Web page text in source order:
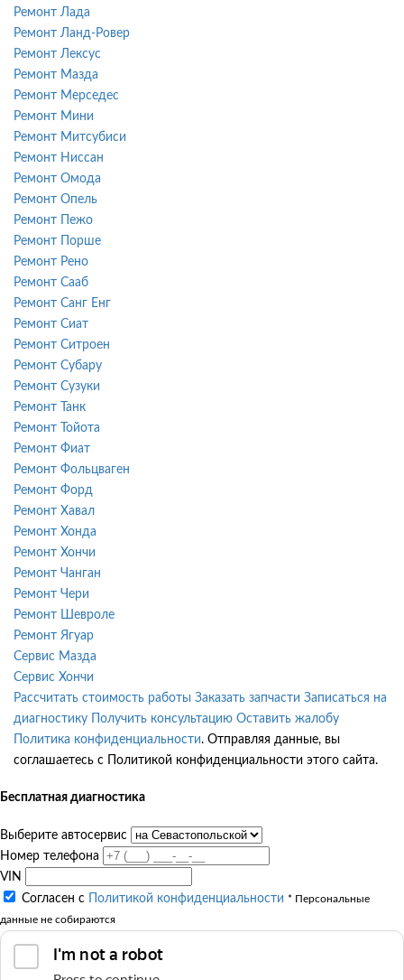
Ремонт Лада
Ремонт Ланд-Ровер
Ремонт Лексус
Ремонт Мазда
Ремонт Мерседес
Ремонт Мини
Ремонт Митсубиси
Ремонт Ниссан
Ремонт Омода
Ремонт Опель
Ремонт Пежо
Ремонт Порше
Ремонт Рено
Ремонт Сааб
Ремонт Санг Енг
Ремонт Сиат
Ремонт Ситроен
Ремонт Субару
Ремонт Сузуки
Ремонт Танк
Ремонт Тойота
Ремонт Фиат
Ремонт Фольцваген
Ремонт Форд
Ремонт Хавал
Ремонт Хонда
Ремонт Хончи
Ремонт Чанган
Ремонт Чери
Ремонт Шевроле
Ремонт Ягуар
Сервис Мазда
Сервис Хончи
Рассчитать стоимость работы Заказать запчасти Записаться на
диагностику
Получить консультацию Оставить жалобу
Политика конфиденциальности. Отправляя данные, вы
соглашаетесь с Политикой конфиденциальности этого сайта.
Бесплатная диагностика
Выберите автосервис
Номер телефона
VIN
Согласен с
Политикой конфиденциальности * Персональные
данные не собираются